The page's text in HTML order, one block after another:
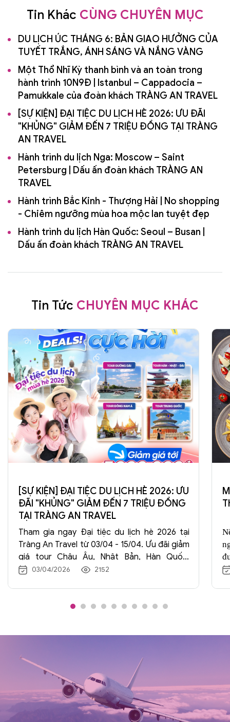
Tin Khác CÙNG CHUYÊN MỤC
DU LỊCH ÚC THÁNG 6: BẢN GIAO HƯỞNG CỦA
TUYẾT TRẮNG, ÁNH SÁNG VÀ NẮNG VÀNG
Một Thổ Nhĩ Kỳ thanh bình và an toàn trong
hành trình 10N9Đ | Istanbul – Cappadocia –
Pamukkale của đoàn khách TRÀNG AN TRAVEL
[SỰ KIỆN] ĐẠI TIỆC DU LỊCH HÈ 2026: ƯU ĐÃI
"KHỦNG" GIẢM ĐẾN 7 TRIỆU ĐỒNG TẠI TRÀNG
AN TRAVEL
Hành trình du lịch Nga: Moscow – Saint
Petersburg | Dấu ấn đoàn khách TRÀNG AN
TRAVEL
Hành trình Bắc Kinh - Thượng Hải | No shopping
- Chiêm ngưỡng mùa hoa mộc lan tuyệt đẹp
Hành trình du lịch Hàn Quốc: Seoul – Busan |
Dấu ấn đoàn khách TRÀNG AN TRAVEL
Tin Tức CHUYÊN MỤC KHÁC
[SỰ KIỆN] ĐẠI TIỆC DU LỊCH HÈ 2026: ƯU
ĐÃI "KHỦNG" GIẢM ĐẾN 7 TRIỆU ĐỒNG
TẠI TRÀNG AN TRAVEL
Tham gia ngay Đại tiệc du lịch hè 2026 tại
Tràng An Travel từ 03/04 - 15/04. Ưu đãi giảm
giá tour Châu Âu, Nhật Bản, Hàn Quốc,
Trung Quốc lên đến 7.000.000đ. Đăng ký
03/04/2026 2152